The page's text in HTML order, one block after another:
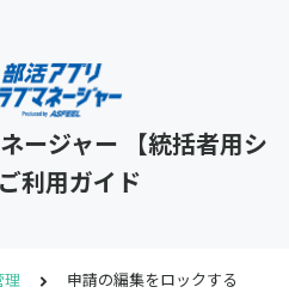
ージャー 【統括者用シ
利用ガイド
理 申請の編集をロックする